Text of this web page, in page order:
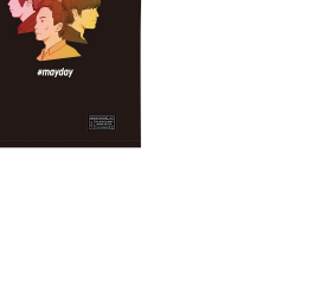
以上で送料無料